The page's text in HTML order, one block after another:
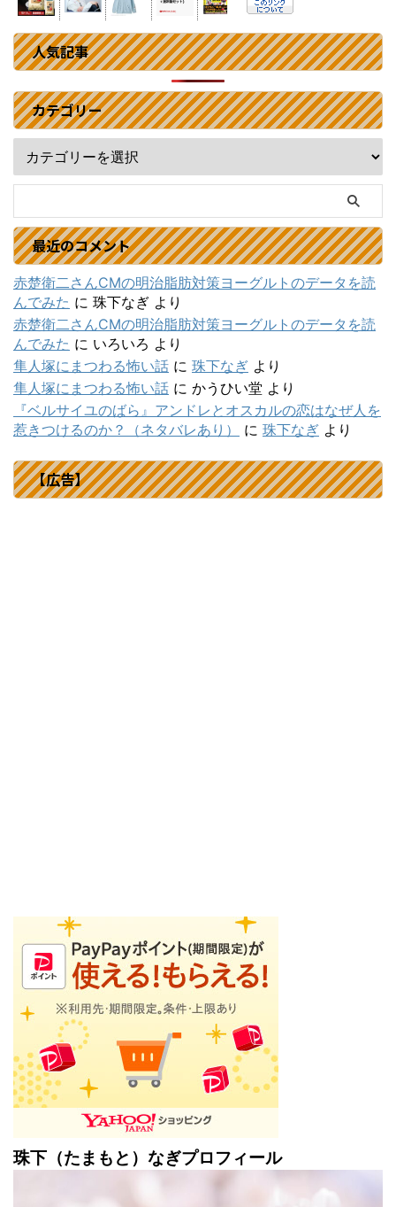
人気記事
カテゴリー
最近のコメント
赤楚衛二さんCMの明治脂肪対策ヨーグルトのデータを読
んでみた に 珠下なぎ より
赤楚衛二さんCMの明治脂肪対策ヨーグルトのデータを読
んでみた に いろいろ より
隼人塚にまつわる怖い話 に 珠下なぎ より
隼人塚にまつわる怖い話 に かうひい堂 より
『ベルサイユのばら』アンドレとオスカルの恋はなぜ人を
惹きつけるのか？（ネタバレあり）
に 珠下なぎ より
【広告】
珠下（たまもと）なぎプロフィール